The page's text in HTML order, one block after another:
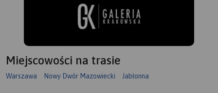
Miejscowości na trasie
Warszawa Nowy Dwór Mazowiecki Jabłonna